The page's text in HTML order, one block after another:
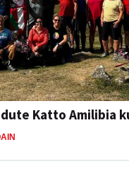
Katto Amilibia